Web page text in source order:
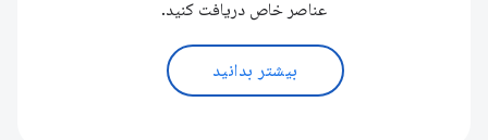
عناصر خاص دریافت کنید.
بیشتر بدانید